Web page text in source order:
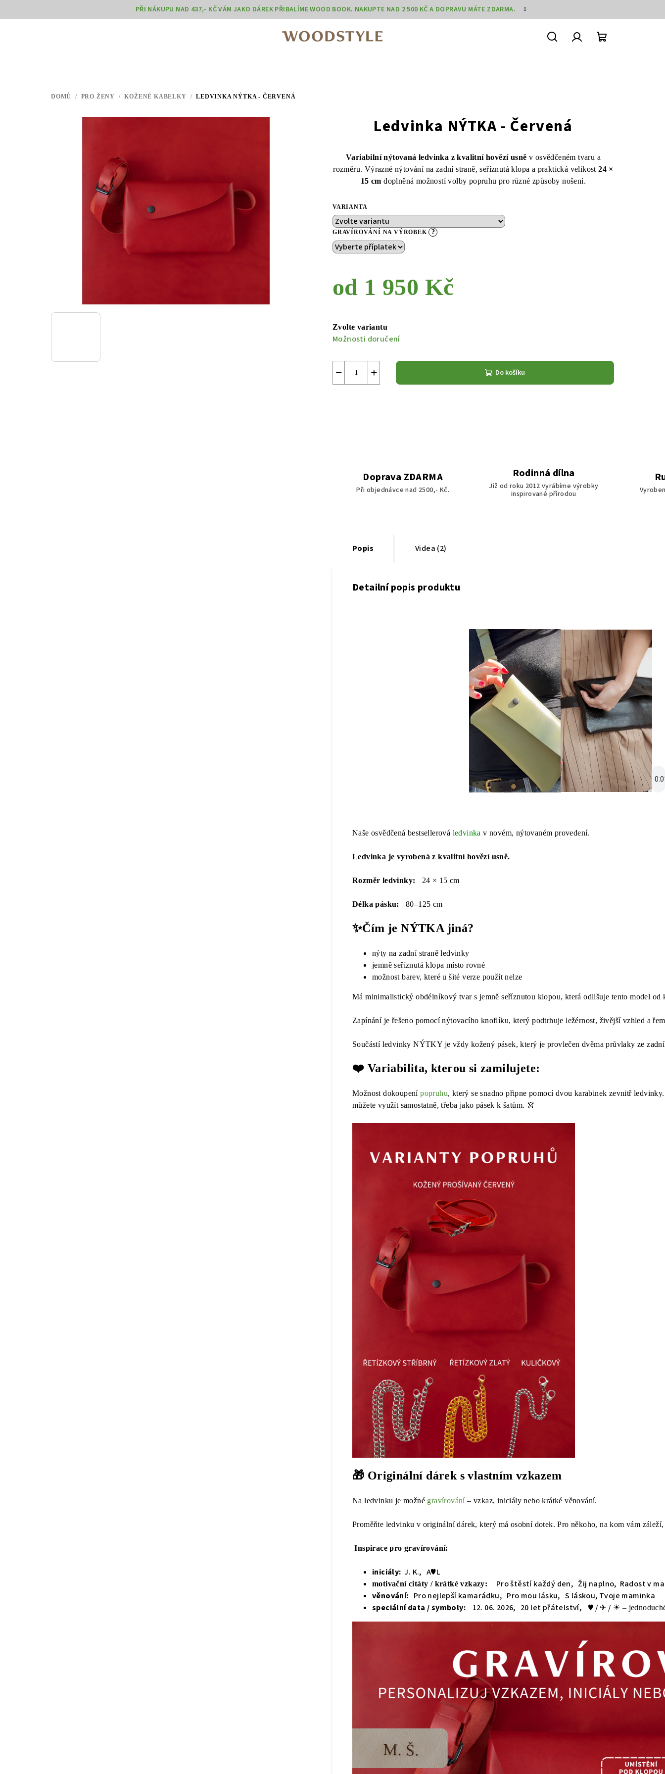
na
PŘI NÁKUPU NAD 437,- KČ VÁM JAKO DÁREK PŘIBALÍME WOOD BOOK. NAKUPTE NAD 2 500 KČ A DOPRAVU MÁTE ZDARMA.
DOMŮ / PRO ŽENY / KOŽENÉ KABELKY / LEDVINKA NÝTKA - ČERVENÁ
Ledvinka NÝTKA - Červená
Variabilní nýtovaná ledvinka z kvalitní hovězí usně v osvědčeném tvaru a
rozměru. Výrazné nýtování na zadní straně, seříznutá klopa a praktická velikost24 ×
15 cm doplněná možností volby popruhu pro různé způsoby nošení.
VARIANTA
GRAVÍROVÁNÍ NA VÝROBEK ?
od 1 950 Kč
cena:
Zvolte variantu
Možnosti doručení
+
− Do košíku
Doprava ZDARMA
Při objednávce nad 2500,- Kč.
Rodinná dílna
Již od roku 2012 vyrábíme výrobky
inspirované přírodou
Popis Videa (2)
Detailní popis produktu
Naše osvědčená bestsellerová ledvinka v novém, nýtovaném provedení.
Ledvinka je vyrobená z kvalitní hovězí usně.
Rozměr ledvinky: 24 × 15 cm
Délka pásku: 80–125 cm
✨Čím je NÝTKA jiná?
nýty na zadní straně ledvinky
jemně seříznutá klopa místo rovné
možnost barev, které u šité verze použít nelze
Má minimalistický obdélníkový tvar s jemně seříznutou klopou, která odlišuje tento model
Zapínání je řešeno pomocí nýtovacího knoflíku, který podtrhuje ležérnost, živější vzhled a
Součástí ledvinky NÝTKY je vždy kožený pásek, který je provlečen dvěma průvlaky ze
❤️ Variabilita, kterou si zamilujete:
Možnost dokoupenípopruhu, který se snadno připne pomocí dvou karabinek zevnitř
můžete využít samostatně, třeba jako pásek k šatům. 👗
🎁 Originální dárek s vlastním vzkazem
Na ledvinku je možné gravírování– vzkaz, iniciály nebo krátké věnování.
Proměňte ledvinku v originální dárek, který má osobní dotek. Pro někoho, na kom vám záleží,
Inspirace pro gravírování:
iniciály:J. K., A♥L
motivační citáty / krátké vzkazy:
Pro štěstí každý den, Žij naplno, Radost v
věnování: Pro nejlepší kamarádku, Pro mou lásku, S láskou, Tvoje maminka
speciální data / symboly: 12. 06. 2026, 20 let přátelství, ♥ / ✈ / ☀ –